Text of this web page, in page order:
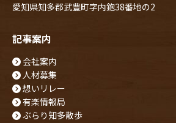
愛知県知多郡武豊町字内鉋38番地の2
記事案内
会社案内
人材募集
想いリレー
有楽情報局
ぶらり知多散歩